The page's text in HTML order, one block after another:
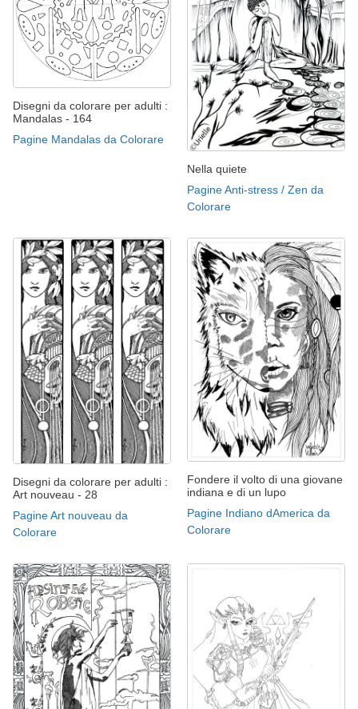
Disegni da colorare per adulti :
Mandalas - 164
Pagine Mandalas da Colorare
Nella quiete
Pagine Anti-stress / Zen da
Colorare
Disegni da colorare per adulti :
Art nouveau - 28
Pagine Art nouveau da
Colorare
Fondere il volto di una giovane
indiana e di un lupo
Pagine Indiano dAmerica da
Colorare